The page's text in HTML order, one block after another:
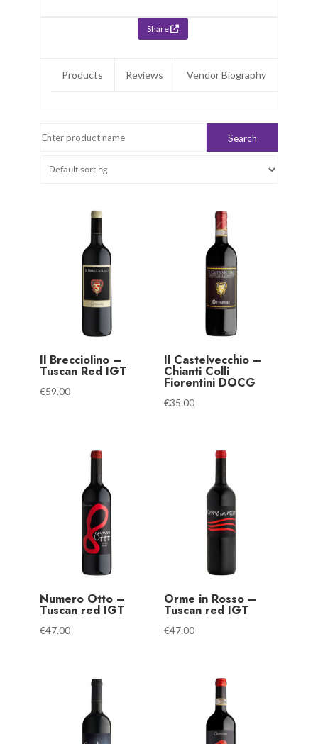
Share
Products Reviews Vendor Biography
Il Brecciolino –
Tuscan Red IGT
€59.00
Il Castelvecchio –
Chianti Colli
Fiorentini DOCG
€35.00
Numero Otto –
Tuscan red IGT
€47.00
Orme in Rosso –
Tuscan red IGT
€47.00